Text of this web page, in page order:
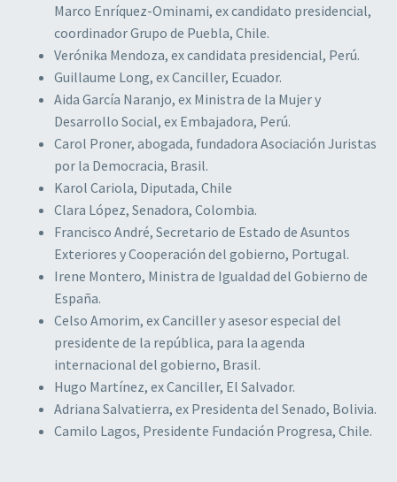
Marco Enríquez-Ominami, ex candidato presidencial,
coordinador Grupo de Puebla, Chile.
Verónika Mendoza, ex candidata presidencial, Perú.
Guillaume Long, ex Canciller, Ecuador.
Aida García Naranjo, ex Ministra de la Mujer y
Desarrollo Social, ex Embajadora, Perú.
Carol Proner, abogada, fundadora Asociación Juristas
por la Democracia, Brasil.
Karol Cariola, Diputada, Chile
Clara López, Senadora, Colombia.
Francisco André, Secretario de Estado de Asuntos
Exteriores y Cooperación del gobierno, Portugal.
Irene Montero, Ministra de Igualdad del Gobierno de
España.
Celso Amorim, ex Canciller y asesor especial del
presidente de la república, para la agenda
internacional del gobierno, Brasil.
Hugo Martínez, ex Canciller, El Salvador.
Adriana Salvatierra, ex Presidenta del Senado, Bolivia.
Camilo Lagos, Presidente Fundación Progresa, Chile.